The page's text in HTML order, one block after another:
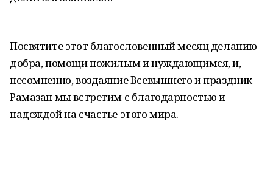
Посвятите этот благословенный месяц деланию
добра, помощи пожилым и нуждающимся, и,
несомненно, воздаяние Всевышнего и праздник
Рамазан мы встретим с благодарностью и
надеждой на счастье этого мира.